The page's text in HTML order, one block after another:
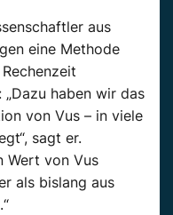
aus
eine Methode
haben wir das
von Vus – in viele
sagt er.
Wert von Vus
als bislang aus